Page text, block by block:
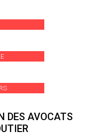
DES AVOCATS